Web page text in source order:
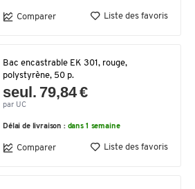
Comparer Liste des favoris
Bac encastrable EK 301, rouge,
polystyrène, 50 p.
seul. 79,84 €
par UC
Délai de livraison : dans 1 semaine
Comparer Liste des favoris